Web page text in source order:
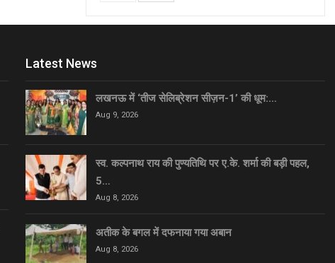
Latest News
लखनऊ में ‘तीज सेलिब्रेशन सीज़न-1’ की धूम:…
Aug 9, 2026
स्व. कल्पनाथ राय की पुण्यतिथि पर ए.के. शर्मा की बड़ी पहल,
5…
Aug 8, 2026
अतीक के बगल में दफनाया गया अबान
Aug 8, 2026